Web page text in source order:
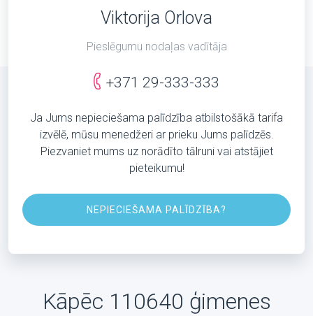
Viktorija Orlova
Pieslēgumu nodaļas vadītāja
+371 29-333-333
Ja Jums nepieciešama palīdzība atbilstošākā tarifa
izvēlē, mūsu menedžeri ar prieku Jums palīdzēs.
Piezvaniet mums uz norādīto tālruni vai atstājiet
pieteikumu!
NEPIECIEŠAMA PALĪDZĪBA?
Kāpēc 110640 ģimenes